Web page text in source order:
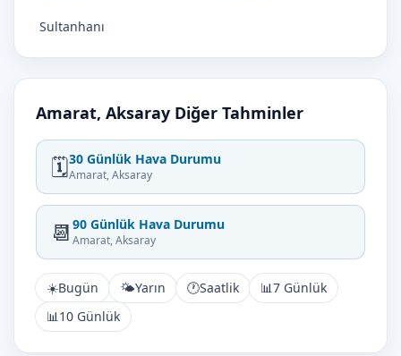
Sultanhanı
Amarat, Aksaray Diğer Tahminler
🗓️30 Günlük Hava Durumu
Amarat, Aksaray
📆 90 Günlük Hava Durumu
Amarat, Aksaray
☀️Bugün 🌤️Yarın 🕐Saatlik 📊7 Günlük
📊10 Günlük